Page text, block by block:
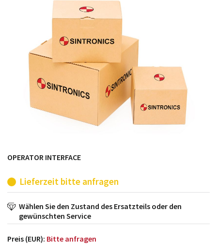
möglich. SINTRONICS ist dann ihr Partner, der
entweder die alten Baugruppen technisch hochwertig
repariert oder ihnen die abgekündigten Baugruppen
aus dem eigenen Lager ersetzt.
OPERATOR INTERFACE
Lieferzeit bitte anfragen
Wählen Sie den Zustand des Ersatzteils oder den
gewünschten Service
Preis (EUR): Bitte anfragen